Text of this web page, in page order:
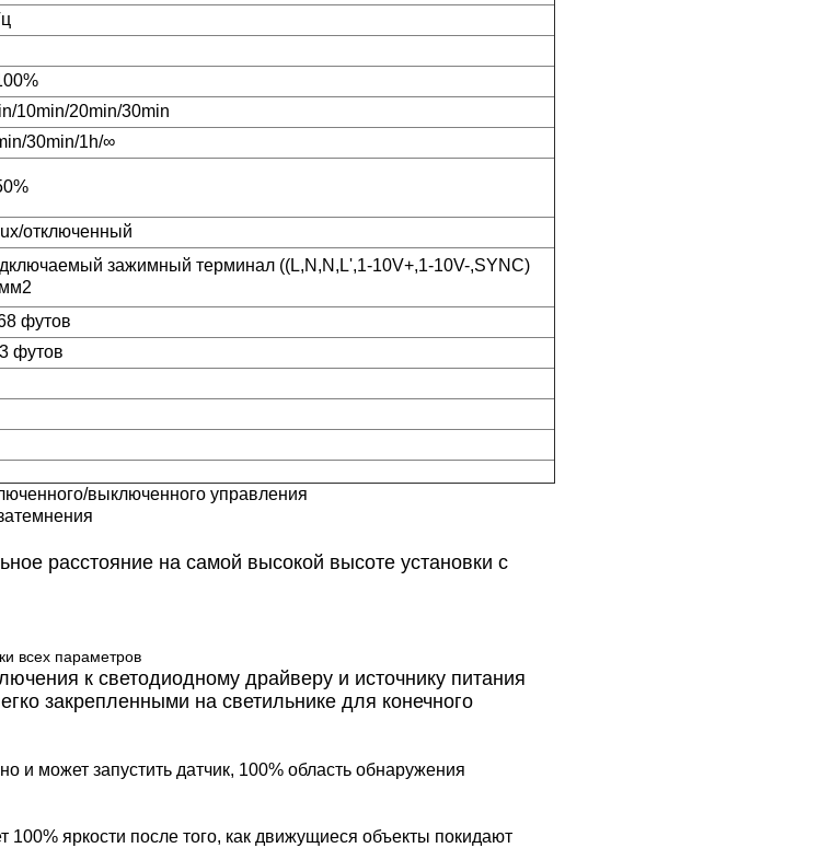
10min/20min/30min
30min/1h/∞
отключенный
зажимный терминал ((L,N,N,L',1-10V+,1-10V-,SYNC)
футов
футов
выключенного управления
расстояние на самой высокой высоте установки с
всех параметров
к светодиодному драйверу и источнику питания
закрепленными на светильнике для конечного
и может запустить датчик, 100% область обнаружения
100% яркости после того, как движущиеся объекты покидают